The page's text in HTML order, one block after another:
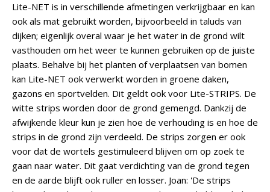
Lite-NET is in verschillende afmetingen verkrijgbaar en kan
ook als mat gebruikt worden, bijvoorbeeld in taluds van
dijken; eigenlijk overal waar je het water in de grond wilt
vasthouden om het weer te kunnen gebruiken op de juiste
plaats. Behalve bij het planten of verplaatsen van bomen
kan Lite-NET ook verwerkt worden in groene daken,
gazons en sportvelden. Dit geldt ook voor Lite-STRIPS. De
witte strips worden door de grond gemengd. Dankzij de
afwijkende kleur kun je zien hoe de verhouding is en hoe de
strips in de grond zijn verdeeld. De strips zorgen er ook
voor dat de wortels gestimuleerd blijven om op zoek te
gaan naar water. Dit gaat verdichting van de grond tegen
en de aarde blijft ook ruller en losser. Joan: 'De strips